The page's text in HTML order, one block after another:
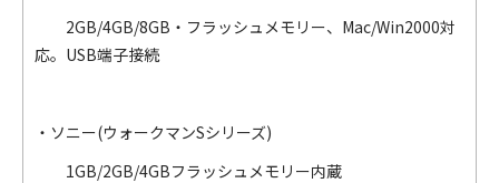
2GB/4GB/8GB・フラッシュメモリー、Mac/Win2000対
応。USB端子接続
・ソニー(ウォークマンSシリーズ)
1GB/2GB/4GBフラッシュメモリー内蔵